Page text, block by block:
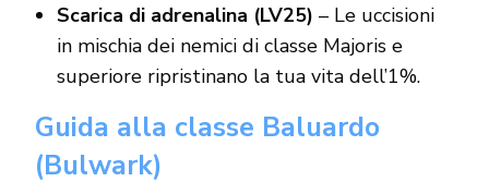
Scarica di adrenalina (LV25) – Le uccisioni
in mischia dei nemici di classe Majoris e
superiore ripristinano la tua vita dell’1%.
Guida alla classe Baluardo
(Bulwark)